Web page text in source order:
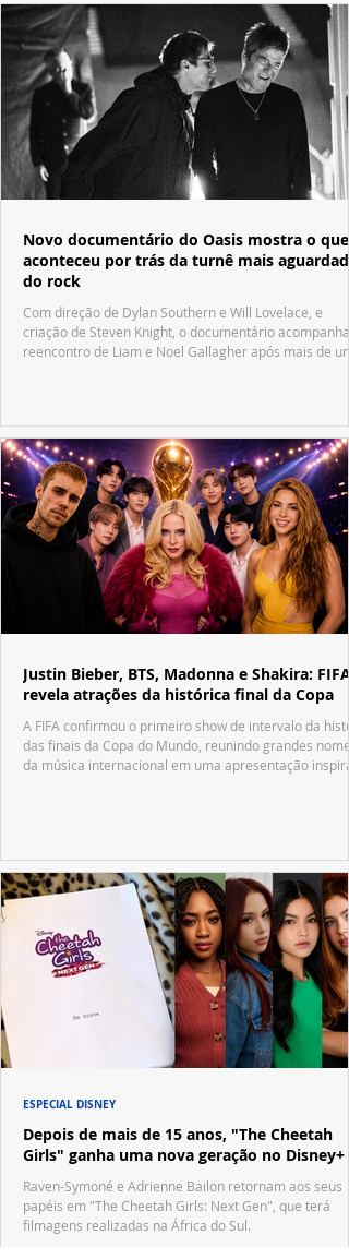
Novo documentário do Oasis mostra o que
aconteceu por trás da turnê mais aguardada
do rock
Com direção de Dylan Southern e Will Lovelace, e
criação de Steven Knight, o documentário acompanha
reencontro de Liam e Noel Gallagher após mais de
Justin Bieber, BTS, Madonna e Shakira: FIFA
revela atrações da histórica final da Copa
A FIFA confirmou o primeiro show de intervalo da
das finais da Copa do Mundo, reunindo grandes nomes
da música internacional em uma apresentação
Depois de mais de 15 anos, "The Cheetah
Girls" ganha uma nova geração no Disney+
Raven-Symoné e Adrienne Bailon retornam aos seus
papéis em "The Cheetah Girls: Next Gen", que terá
filmagens realizadas na África do Sul.
ESPECIAL DISNEY